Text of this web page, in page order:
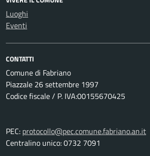
Luoghi
Eventi
CONTATTI
Comune di Fabriano
Piazzale 26 settembre 1997
Codice fiscale / P. IVA:00155670425
PEC: protocollo@pec.comune.fabriano.an.it
Centralino unico: 0732 7091